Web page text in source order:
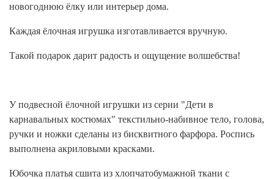
новогоднюю ёлку или интерьер дома.
Каждая ёлочная игрушка изготавливается вручную.
Такой подарок дарит радость и ощущение волшебства!
У подвесной ёлочной игрушки из серии "Дети в
карнавальных костюмах" текстильно-набивное тело, голова,
ручки и ножки сделаны из бисквитного фарфора. Роспись
выполнена акриловыми красками.
Юбочка платья сшита из хлопчатобумажной ткани с